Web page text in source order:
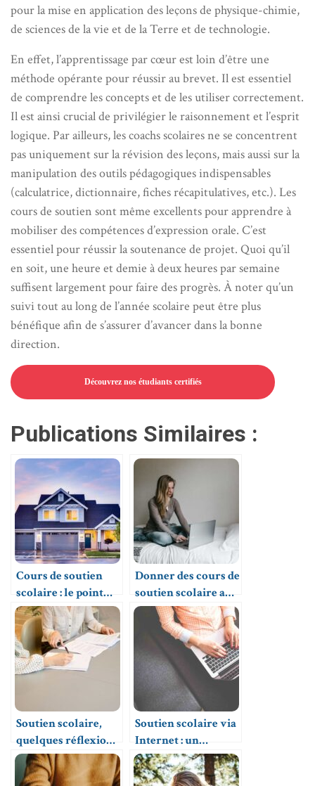
pour la mise en application des leçons de physique-chimie,
de sciences de la vie et de la Terre et de technologie.
En effet, l’apprentissage par cœur est loin d’être une
méthode opérante pour réussir au brevet. Il est essentiel
de comprendre les concepts et de les utiliser correctement.
Il est ainsi crucial de privilégier le raisonnement et l’esprit
logique. Par ailleurs, les coachs scolaires ne se concentrent
pas uniquement sur la révision des leçons, mais aussi sur la
manipulation des outils pédagogiques indispensables
(calculatrice, dictionnaire, fiches récapitulatives, etc.). Les
cours de soutien sont même excellents pour apprendre à
mobiliser des compétences d’expression orale. C’est
essentiel pour réussir la soutenance de projet. Quoi qu’il
en soit, une heure et demie à deux heures par semaine
suffisent largement pour faire des progrès. À noter qu’un
suivi tout au long de l’année scolaire peut être plus
bénéfique afin de s’assurer d’avancer dans la bonne
direction.
Découvrez nos étudiants certifiés
Publications Similaires :
Cours de soutien
scolaire : le point
sur le marché
actuel en France
Donner des cours de
soutien scolaire aux
lycéens
Soutien scolaire,
quelques réflexions
sur les stages
intensifs
Soutien scolaire via
Internet : un
avantage notoire
pour les élèves